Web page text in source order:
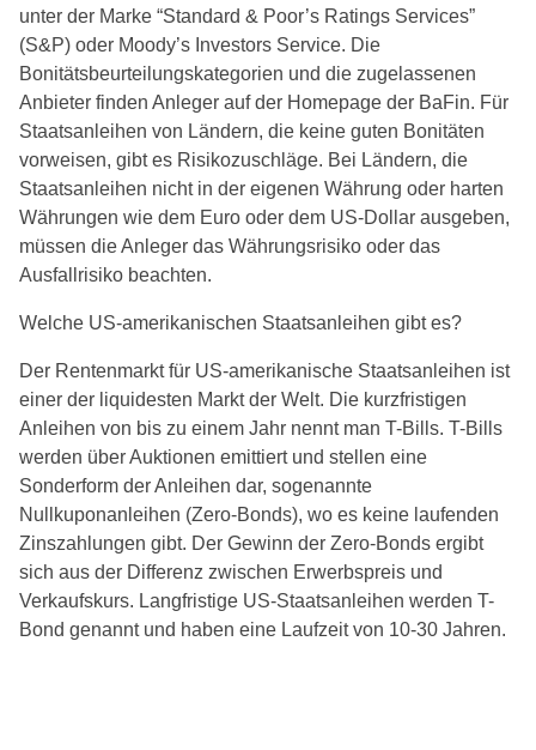
unter der Marke “Standard & Poor’s Ratings Services”
(S&P) oder Moody’s Investors Service. Die
Bonitätsbeurteilungskategorien und die zugelassenen
Anbieter finden Anleger auf der Homepage der BaFin. Für
Staatsanleihen von Ländern, die keine guten Bonitäten
vorweisen, gibt es Risikozuschläge. Bei Ländern, die
Staatsanleihen nicht in der eigenen Währung oder harten
Währungen wie dem Euro oder dem US-Dollar ausgeben,
müssen die Anleger das Währungsrisiko oder das
Ausfallrisiko beachten.
Welche US-amerikanischen Staatsanleihen gibt es?
Der Rentenmarkt für US-amerikanische Staatsanleihen ist
einer der liquidesten Markt der Welt. Die kurzfristigen
Anleihen von bis zu einem Jahr nennt man T-Bills. T-Bills
werden über Auktionen emittiert und stellen eine
Sonderform der Anleihen dar, sogenannte
Nullkuponanleihen (Zero-Bonds), wo es keine laufenden
Zinszahlungen gibt. Der Gewinn der Zero-Bonds ergibt
sich aus der Differenz zwischen Erwerbspreis und
Verkaufskurs. Langfristige US-Staatsanleihen werden T-
Bond genannt und haben eine Laufzeit von 10-30 Jahren.